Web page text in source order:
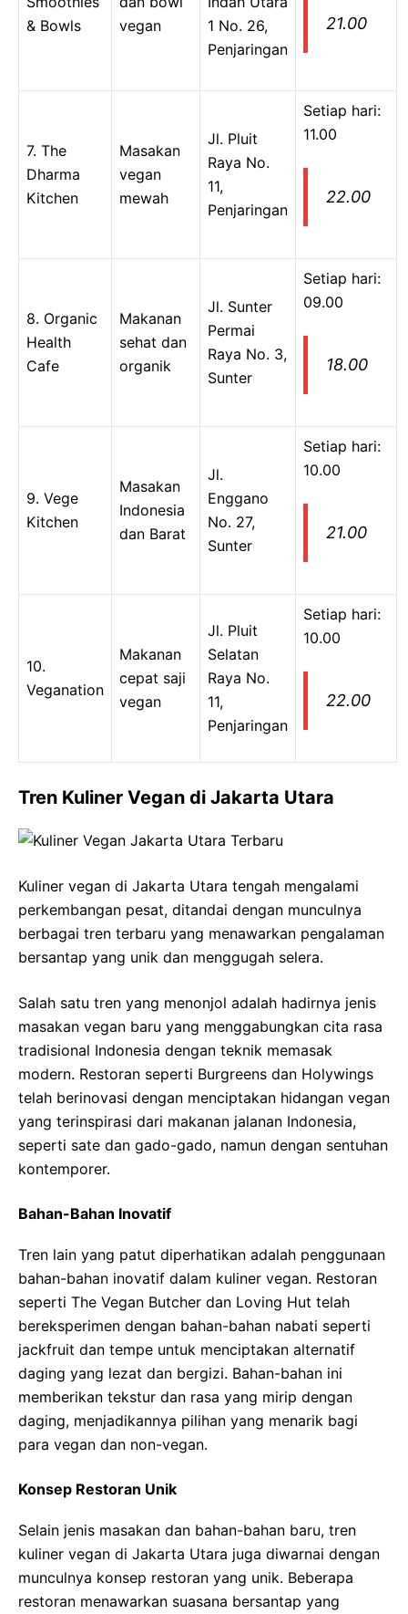
& Bowls
vegan
1 No. 26,
Penjaringan
21.00
7. The
Dharma
Kitchen
Masakan
vegan
mewah
Jl. Pluit
Raya No.
11,
Penjaringan
Setiap hari:
11.00
22.00
8. Organic
Health
Cafe
Makanan
sehat dan
organik
Jl. Sunter
Permai
Raya No. 3,
Sunter
Setiap hari:
09.00
18.00
9. Vege
Kitchen
Masakan
Indonesia
dan Barat
Jl.
Enggano
No. 27,
Sunter
Setiap hari:
10.00
21.00
10.
Veganation
Makanan
cepat saji
vegan
Jl. Pluit
Selatan
Raya No.
11,
Penjaringan
Setiap hari:
10.00
22.00
Tren Kuliner Vegan di Jakarta Utara
Kuliner vegan di Jakarta Utara tengah mengalami
perkembangan pesat, ditandai dengan munculnya
berbagai tren terbaru yang menawarkan pengalaman
bersantap yang unik dan menggugah selera.
Salah satu tren yang menonjol adalah hadirnya jenis
masakan vegan baru yang menggabungkan cita rasa
tradisional Indonesia dengan teknik memasak
modern. Restoran seperti Burgreens dan Holywings
telah berinovasi dengan menciptakan hidangan vegan
yang terinspirasi dari makanan jalanan Indonesia,
seperti sate dan gado-gado, namun dengan sentuhan
kontemporer.
Bahan-Bahan Inovatif
Tren lain yang patut diperhatikan adalah penggunaan
bahan-bahan inovatif dalam kuliner vegan. Restoran
seperti The Vegan Butcher dan Loving Hut telah
bereksperimen dengan bahan-bahan nabati seperti
jackfruit dan tempe untuk menciptakan alternatif
daging yang lezat dan bergizi. Bahan-bahan ini
memberikan tekstur dan rasa yang mirip dengan
daging, menjadikannya pilihan yang menarik bagi
para vegan dan non-vegan.
Konsep Restoran Unik
Selain jenis masakan dan bahan-bahan baru, tren
kuliner vegan di Jakarta Utara juga diwarnai dengan
munculnya konsep restoran yang unik. Beberapa
restoran menawarkan suasana bersantap yang